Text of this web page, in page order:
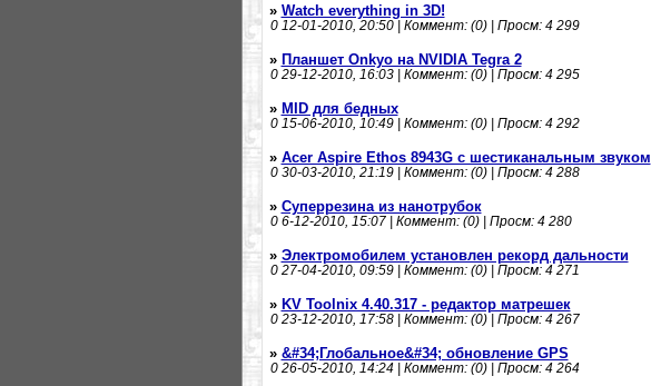
» Watch everything in 3D!
012-01-2010, 20:50 | Коммент: (0) | Просм: 4 299
» Планшет Onkyo на NVIDIA Tegra 2
029-12-2010, 16:03 | Коммент: (0) | Просм: 4 295
» MID для бедных
015-06-2010, 10:49 | Коммент: (0) | Просм: 4 292
» Acer Aspire Ethos 8943G с шестиканальным звуком
030-03-2010, 21:19 | Коммент: (0) | Просм: 4 288
» Суперрезина из нанотрубок
06-12-2010, 15:07 | Коммент: (0) | Просм: 4 280
» Электромобилем установлен рекорд дальности
027-04-2010, 09:59 | Коммент: (0) | Просм: 4 271
» KV Toolnix 4.40.317 - редактор матрешек
023-12-2010, 17:58 | Коммент: (0) | Просм: 4 267
» &#34;Глобальное&#34; обновление GPS
026-05-2010, 14:24 | Коммент: (0) | Просм: 4 264